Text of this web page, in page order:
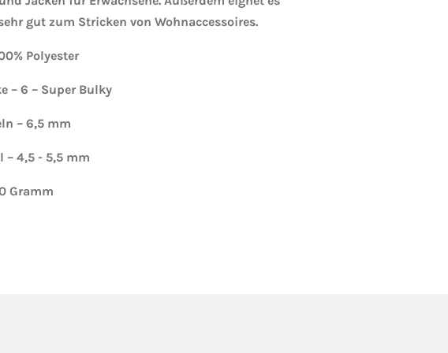
gut zum Stricken von Wohnaccessoires.
Polyester
– 6 – Super Bulky
– 6,5 mm
– 4,5 - 5,5 mm
Gramm